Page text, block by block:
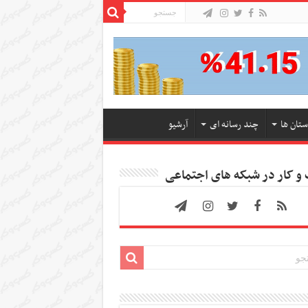
ها چند رسانه ای آرشیو
کار در شبکه های اجتماعی